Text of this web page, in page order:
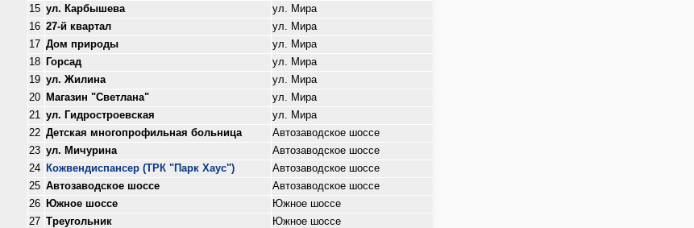
15 ул. Карбышева
ул. Мира
16 27-й квартал
ул. Мира
17 Дом природы
ул. Мира
18
Горсад
ул. Мира
19 ул. Жилина
ул. Мира
20
Магазин "Светлана"
ул. Мира
21
ул. Гидростроевская
ул. Мира
22 Детская многопрофильная больница
Автозаводское шоссе
23 ул. Мичурина
Автозаводское шоссе
24
Кожвендиспансер (ТРК "Парк Хаус")
Автозаводское шоссе
25 Автозаводское шоссе
Автозаводское шоссе
26
Южное шоссе
Южное шоссе
27 Треугольник
Южное шоссе